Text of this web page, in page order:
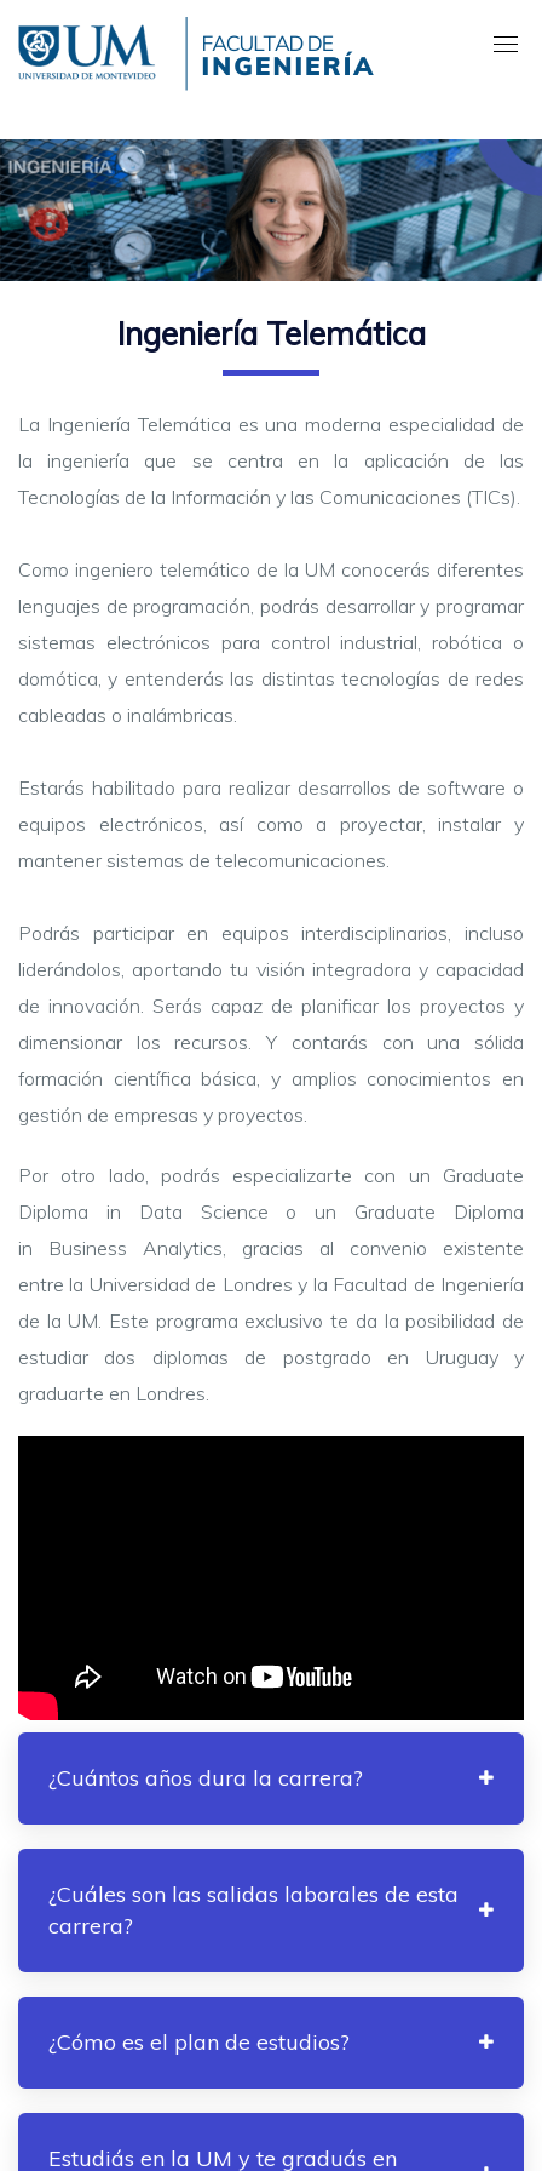
contenido
principal
Ingeniería Telemática
La Ingeniería Telemática es una moderna especialidad de
la ingeniería que se centra en la aplicación de las
Tecnologías de la Información y las Comunicaciones (TICs).
Como ingeniero telemático de la UM conocerás diferentes
lenguajes de programación, podrás desarrollar y programar
sistemas electrónicos para control industrial, robótica o
domótica, y entenderás las distintas tecnologías de redes
cableadas o inalámbricas.
Estarás habilitado para realizar desarrollos de software o
equipos electrónicos, así como a proyectar, instalar y
mantener sistemas de telecomunicaciones.
Podrás participar en equipos interdisciplinarios, incluso
liderándolos, aportando tu visión integradora y capacidad
de innovación. Serás capaz de planificar los proyectos y
dimensionar los recursos. Y contarás con una sólida
formación científica básica, y amplios conocimientos en
gestión de empresas y proyectos.
Por otro lado, podrás especializarte con un Graduate
Diploma in Data Science o un Graduate Diploma
in Business Analytics, gracias al convenio existente
entre la Universidad de Londres y la Facultad de Ingeniería
de la UM. Este programa exclusivo te da la posibilidad de
estudiar dos diplomas de postgrado en Uruguay y
graduarte en Londres.
¿Cuántos años dura la carrera?
¿Cuáles son las salidas laborales de esta
carrera?
¿Cómo es el plan de estudios?
Estudiás en la UM y te graduás en